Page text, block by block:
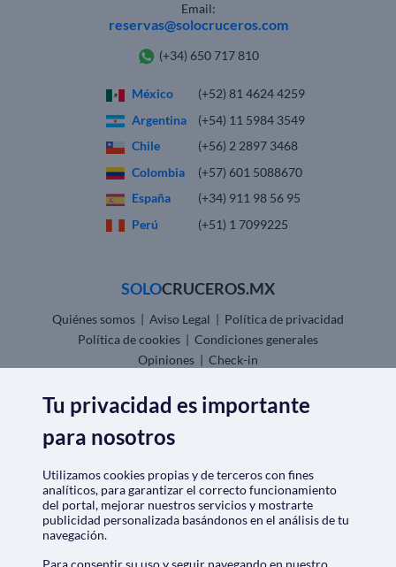
Email:
reservas@solocruceros.com
(+34) 650 717 810
México
(+52) 81 4624 4259
Argentina
(+54) 11 5984 3549
Chile
(+56) 2 2897 3468
Colombia
(+57) 601 5088670
España
(+34) 911 98 56 95
Perú
(+51) 1 7099225
SOLOCRUCEROS.MX
Quiénes somos | Aviso Legal | Política de privacidad
Política de cookies | Condiciones generales
Opiniones | Check-in
Descarga nuestra app
Nos acreditan
Tu privacidad es importante
para nosotros
Utilizamos cookies propias y de terceros con fines
analíticos, para garantizar el correcto funcionamiento
del portal, mejorar nuestros servicios y mostrarte
publicidad personalizada basándonos en el análisis de tu
navegación.
Para consentir su uso y seguir navegando en nuestro